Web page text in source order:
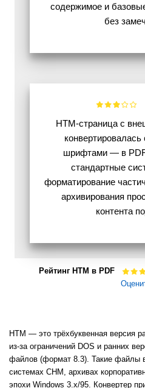
содержимое и
без
HTM-страница с
шрифтами — в
стандартные
форматирование
архивирования
контента
Рейтинг HTM в PDF
HTM — это трёхбуквенная версия
из-за ограничений DOS и ранних
файлов (формат 8.3). Такие файлы
системах CHM, архивах
эпохи Windows 3.x/95. Конвертер